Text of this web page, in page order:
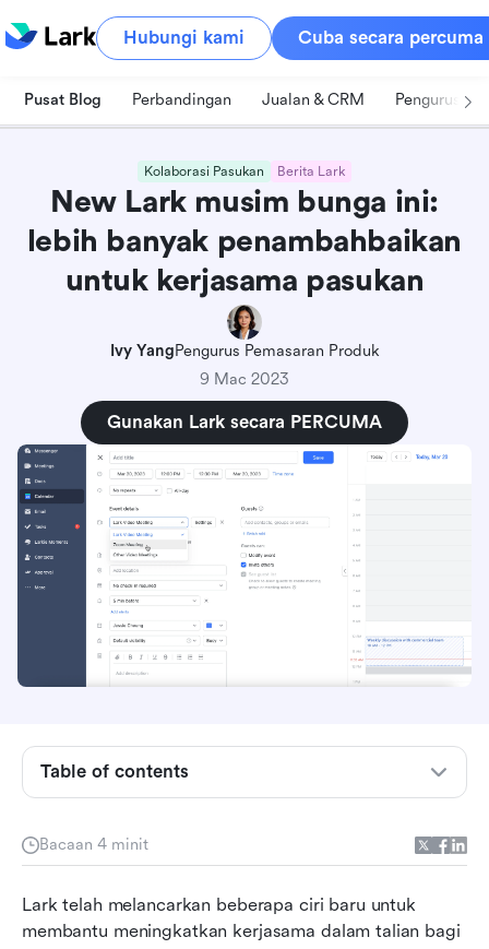
Hubungi kami Cuba secara percuma
Pusat Blog Perbandingan Jualan & CRM Pengurusan
Kolaborasi Pasukan Berita Lark
New Lark musim bunga ini:
lebih banyak penambahbaikan
untuk kerjasama pasukan
Ivy YangPengurus Pemasaran Produk
9 Mac 2023
Gunakan Lark secara PERCUMA
Bacaan 4 minit
Lark telah melancarkan beberapa ciri baru untuk
membantu meningkatkan kerjasama dalam talian bagi
Table of contents
2. ⏰ Jadualkan mesej untuk dihantar kemudian
3. 💻 Mulakan mesyuarat Zoom dari Kalendar
Lark anda